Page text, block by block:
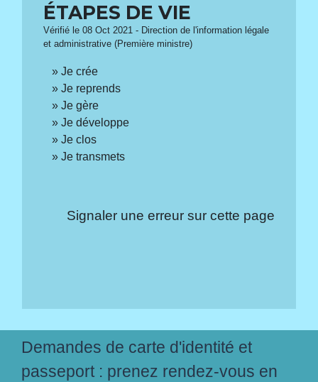
ÉTAPES DE VIE
Vérifié le 08 Oct 2021 - Direction de l'information légale
et administrative (Première ministre)
Je crée
Je reprends
Je gère
Je développe
Je clos
Je transmets
Signaler une erreur sur cette page
Demandes de carte d'identité et
passeport : prenez rendez-vous en